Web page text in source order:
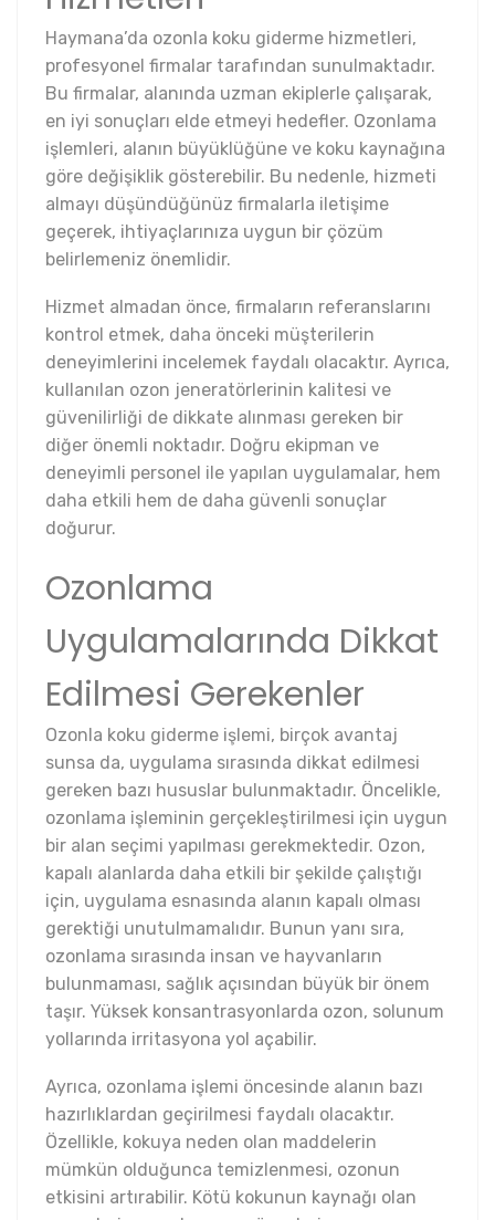
Haymana’da ozonla koku giderme hizmetleri,
profesyonel firmalar tarafından sunulmaktadır.
Bu firmalar, alanında uzman ekiplerle çalışarak,
en iyi sonuçları elde etmeyi hedefler. Ozonlama
işlemleri, alanın büyüklüğüne ve koku kaynağına
göre değişiklik gösterebilir. Bu nedenle, hizmeti
almayı düşündüğünüz firmalarla iletişime
geçerek, ihtiyaçlarınıza uygun bir çözüm
belirlemeniz önemlidir.
Hizmet almadan önce, firmaların referanslarını
kontrol etmek, daha önceki müşterilerin
deneyimlerini incelemek faydalı olacaktır. Ayrıca,
kullanılan ozon jeneratörlerinin kalitesi ve
güvenilirliği de dikkate alınması gereken bir
diğer önemli noktadır. Doğru ekipman ve
deneyimli personel ile yapılan uygulamalar, hem
daha etkili hem de daha güvenli sonuçlar
doğurur.
Ozonlama
Uygulamalarında Dikkat
Edilmesi Gerekenler
Ozonla koku giderme işlemi, birçok avantaj
sunsa da, uygulama sırasında dikkat edilmesi
gereken bazı hususlar bulunmaktadır. Öncelikle,
ozonlama işleminin gerçekleştirilmesi için uygun
bir alan seçimi yapılması gerekmektedir. Ozon,
kapalı alanlarda daha etkili bir şekilde çalıştığı
için, uygulama esnasında alanın kapalı olması
gerektiği unutulmamalıdır. Bunun yanı sıra,
ozonlama sırasında insan ve hayvanların
bulunmaması, sağlık açısından büyük bir önem
taşır. Yüksek konsantrasyonlarda ozon, solunum
yollarında irritasyona yol açabilir.
Ayrıca, ozonlama işlemi öncesinde alanın bazı
hazırlıklardan geçirilmesi faydalı olacaktır.
Özellikle, kokuya neden olan maddelerin
mümkün olduğunca temizlenmesi, ozonun
etkisini artırabilir. Kötü kokunun kaynağı olan